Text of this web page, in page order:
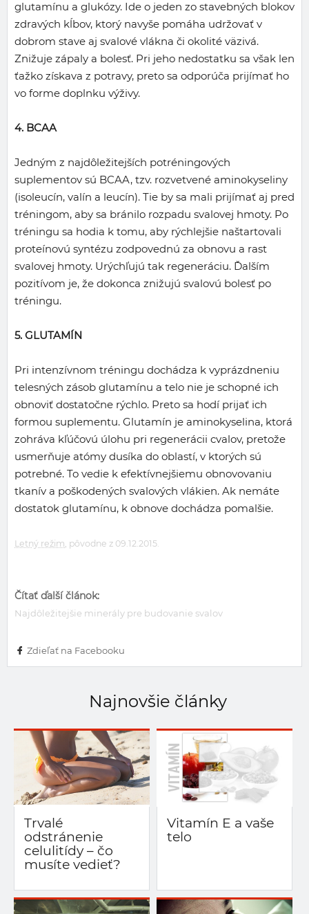
glutamínu a glukózy. Ide o jeden zo stavebných blokov
zdravých kĺbov, ktorý navyše pomáha udržovať v
dobrom stave aj svalové vlákna či okolité väzivá.
Znižuje zápaly a bolesť. Pri jeho nedostatku sa však len
ťažko získava z potravy, preto sa odporúča prijímať ho
vo forme doplnku výživy.
4. BCAA
Jedným z najdôležitejších potréningových
suplementov sú BCAA, tzv. rozvetvené aminokyseliny
(isoleucín, valín a leucín). Tie by sa mali prijímať aj pred
tréningom, aby sa bránilo rozpadu svalovej hmoty. Po
tréningu sa hodia k tomu, aby rýchlejšie naštartovali
proteínovú syntézu zodpovednú za obnovu a rast
svalovej hmoty. Urýchľujú tak regeneráciu. Ďalším
pozitívom je, že dokonca znižujú svalovú bolesť po
tréningu.
5. GLUTAMÍN
Pri intenzívnom tréningu dochádza k vyprázdneniu
telesných zásob glutamínu a telo nie je schopné ich
obnoviť dostatočne rýchlo. Preto sa hodí prijať ich
formou suplementu. Glutamín je aminokyselina, ktorá
zohráva kľúčovú úlohu pri regenerácii cvalov, pretože
usmerňuje atómy dusíka do oblastí, v ktorých sú
potrebné. To vedie k efektívnejšiemu obnovovaniu
tkanív a poškodených svalových vlákien. Ak nemáte
dostatok glutamínu, k obnove dochádza pomalšie.
Letný režim, pôvodne z 09.12.2015.
Čítať ďalší článok:
Najdôležitejšie minerály pre budovanie svalov
Zdieľať na Facebooku
Najnovšie články
Trvalé
odstránenie
celulitídy – čo
musíte vedieť?
Vitamín E a vaše
telo